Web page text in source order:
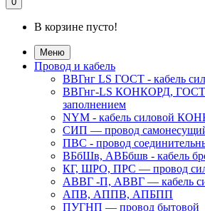
В корзине пусто!
Меню
Провод и кабель
ВВГнг LS ГОСТ - кабель
ВВГнг-LS КОНКОРД, ГОСТ
заполнением
NYM - кабель силовой
СИП ― провод
ПВС - провод
ВБбШв, АВБбшв - кабель
КГ, ШРО, ПРС ― провод
АВВГ -П, АВВГ ― кабель
АПВ, АППВ, АПБПП
ПУГНП — провод бытовой